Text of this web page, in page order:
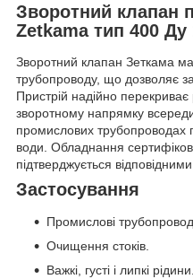
Зворотний клапан
Zetkama тип 400 Ду
Зворотний клапан Зеткама
трубопроводу, що дозволяє
Пристрій надійно
зворотному напрямку
промислових трубопроводах
води. Обладнання
підтверджується
Застосування
Промислові
Очищення стоків.
Важкі, густі і липкі рідини.